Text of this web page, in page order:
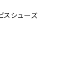
シューズ